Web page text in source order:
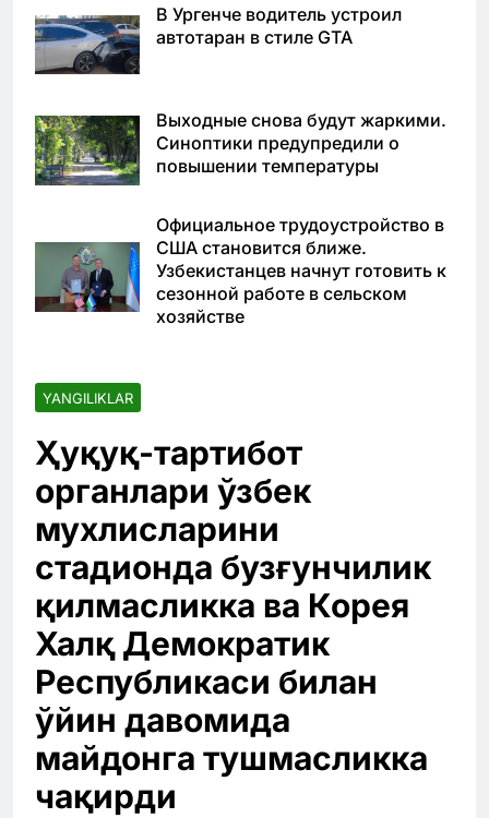
В Ургенче водитель устроил
автотаран в стиле GTA
Выходные снова будут жаркими.
Синоптики предупредили о
повышении температуры
Официальное трудоустройство в
США становится ближе.
Узбекистанцев начнут готовить к
сезонной работе в сельском
хозяйстве
YANGILIKLAR
Ҳуқуқ-тартибот
органлари ўзбек
мухлисларини
стадионда бузғунчилик
қилмасликка ва Корея
Халқ Демократик
Республикаси билан
ўйин давомида
майдонга тушмасликка
чақирди